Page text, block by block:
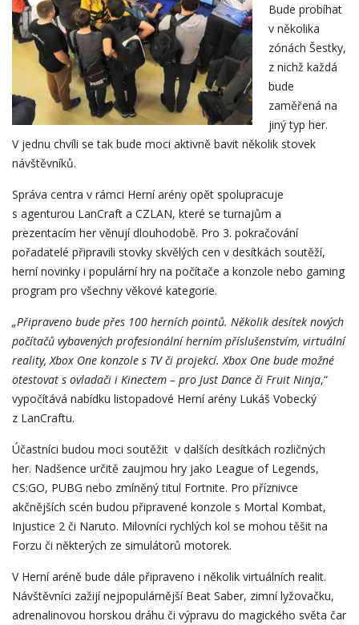
Bude probíhat
v několika
zónách Šestky,
z nichž každá
bude
zaměřená na
jiný typ her.
V jednu chvíli se tak bude moci aktivně bavit několik stovek
návštěvníků.
Správa centra v rámci Herní arény opět spolupracuje
s agenturou LanCraft a CZLAN, které se turnajům a
prezentacím her věnují dlouhodobě. Pro 3. pokračování
pořadatelé připravili stovky skvělých cen v desítkách soutěží,
herní novinky i populární hry na počítače a konzole nebo gaming
program pro všechny věkové kategorie.
„Připraveno bude přes 100 herních pointů. Několik desítek nových
počítačů vybavených profesionální herním příslušenstvím, virtuální
reality, Xbox One konzole s TV či projekcí. Xbox One bude možné
otestovat s ovladači i Kinectem – pro Just Dance či Fruit Ninja,“
vypočítává nabídku listopadové Herní arény Lukáš Vobecký
z LanCraftu.
Účastníci budou moci soutěžit v dalších desítkách rozličných
her. Nadšence určitě zaujmou hry jako League of Legends,
CS:GO, PUBG nebo zmíněný titul Fortnite. Pro příznivce
akčnějších scén budou připravené konzole s Mortal Kombat,
Injustice 2 či Naruto. Milovníci rychlých kol se mohou těšit na
Forzu či některých ze simulátorů motorek.
V Herní aréně bude dále připraveno i několik virtuálních realit.
Návštěvníci zažijí nejpopulárnější Beat Saber, zimní lyžovačku,
adrenalinovou horskou dráhu či výpravu do magického světa čar